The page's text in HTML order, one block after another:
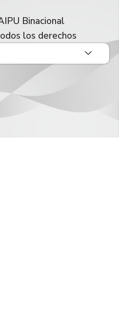
Binacional
los derechos